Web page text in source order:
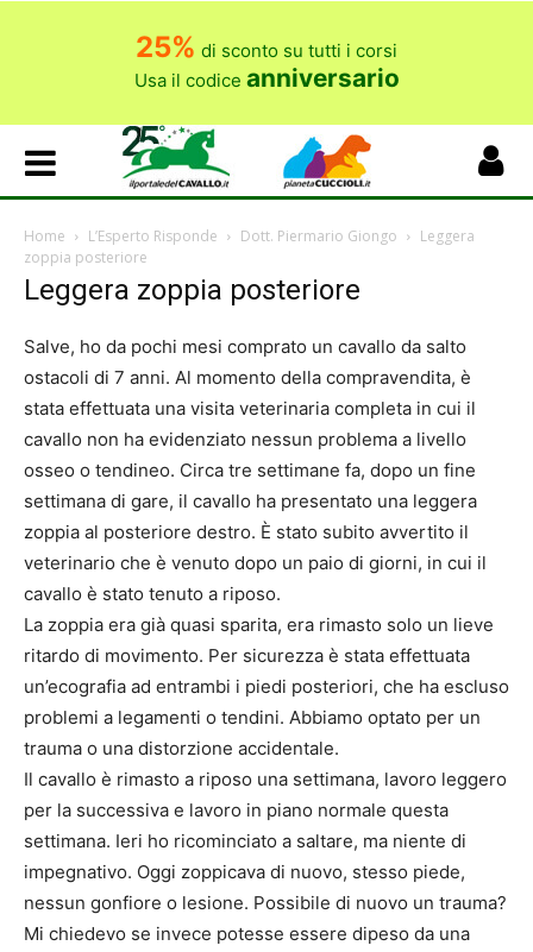
25% di sconto su tutti i corsi
Usa il codice anniversario
Home L’Esperto Risponde Dott. Piermario Giongo
Leggera
zoppia posteriore
Leggera zoppia posteriore
Salve, ho da pochi mesi comprato un cavallo da salto
ostacoli di 7 anni. Al momento della compravendita, è
stata effettuata una visita veterinaria completa in cui il
cavallo non ha evidenziato nessun problema a livello
osseo o tendineo. Circa tre settimane fa, dopo un fine
settimana di gare, il cavallo ha presentato una leggera
zoppia al posteriore destro. È stato subito avvertito il
veterinario che è venuto dopo un paio di giorni, in cui il
cavallo è stato tenuto a riposo.
La zoppia era già quasi sparita, era rimasto solo un lieve
ritardo di movimento. Per sicurezza è stata effettuata
un’ecografia ad entrambi i piedi posteriori, che ha escluso
problemi a legamenti o tendini. Abbiamo optato per un
trauma o una distorzione accidentale.
Il cavallo è rimasto a riposo una settimana, lavoro leggero
per la successiva e lavoro in piano normale questa
settimana. Ieri ho ricominciato a saltare, ma niente di
impegnativo. Oggi zoppicava di nuovo, stesso piede,
nessun gonfiore o lesione. Possibile di nuovo un trauma?
Mi chiedevo se invece potesse essere dipeso da una